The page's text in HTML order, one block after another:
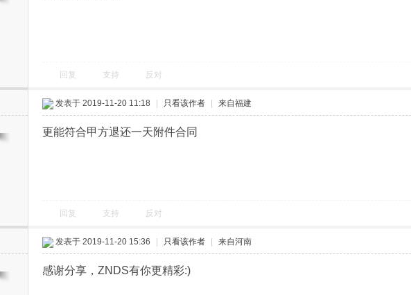
回复 支持 反对
发表于 2019-11-20 11:18 只看该作者 来自福建
更能符合甲方退还一天附件合同
回复 支持 反对
发表于 2019-11-20 15:36 只看该作者 来自河南
感谢分享，ZNDS有你更精彩:)